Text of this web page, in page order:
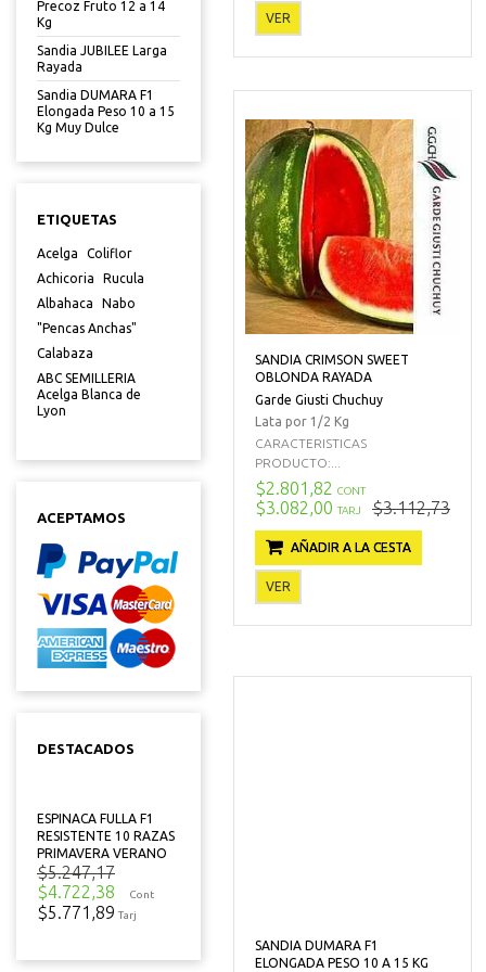
Precoz Fruto 12 a 14
Kg
Sandia JUBILEE Larga
Rayada
Sandia DUMARA F1
Elongada Peso 10 a 15
Kg Muy Dulce
ETIQUETAS
Acelga
Coliflor
Achicoria
Rucula
Albahaca
Nabo
"Pencas Anchas"
Calabaza
ABC SEMILLERIA
Acelga Blanca de
Lyon
ACEPTAMOS
DESTACADOS
ESPINACA FULLA F1
RESISTENTE 10 RAZAS
PRIMAVERA VERANO
$5.247,17
$4.722,38
Cont
$5.771,89 Tarj
VER
SANDIA CRIMSON SWEET
OBLONDA RAYADA
Garde Giusti Chuchuy
Lata por 1/2 Kg
CARACTERISTICAS
PRODUCTO:...
$2.801,82 CONT
$3.082,00 TARJ $3.112,73
AÑADIR A LA CESTA
VER
SANDIA DUMARA F1
ELONGADA PESO 10 A 15 KG